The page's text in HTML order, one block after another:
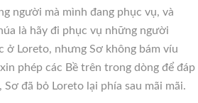
người mà mình đang phục vụ, và
là hãy đi phục vụ những người
ở Loreto, nhưng Sơ không bám víu
phép các Bề trên trong dòng để đáp
đã bỏ Loreto lại phía sau mãi mãi.